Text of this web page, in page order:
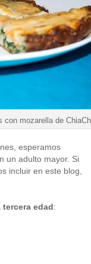
con mozarella de
esperamos
un adulto mayor. Si
incluir en este blog,
edad: